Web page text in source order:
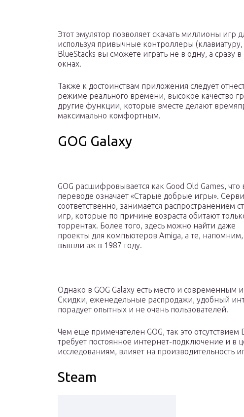
Этот эмулятор позволяет скачать миллионы игр
используя привычные контроллеры
BlueStacks вы сможете играть не в одну, а
окнах.
Также к достоинствам приложения следует
режиме реального времени, высокое качество
другие функции, которые вместе делают
максимально комфортным.
GOG Galaxy
GOG расшифровывается как Good Old Games, что
переводе означает «Старые добрые игры».
соответственно, занимается распространением
игр, которые по причине возраста обитают
торрентах. Более того, здесь можно найти даже
проекты для компьютеров Amiga, а те, напомним,
вышли аж в 1987 году.
Однако в GOG Galaxy есть место и современным
Скидки, еженедельные распродажи, удобный
порадует опытных и не очень пользователей.
Чем еще примечателен GOG, так это
требует постоянное интернет-подключение и в
исследованиям, влияет на производительность
Steam